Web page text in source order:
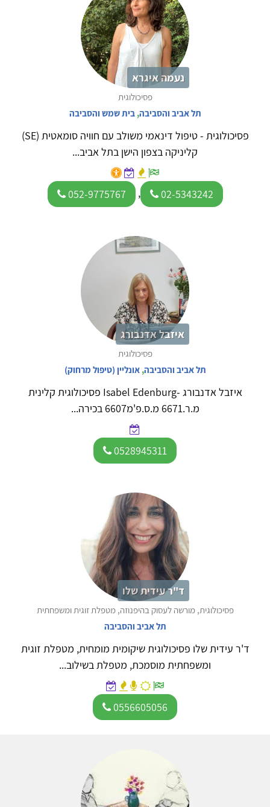
נעמה איגרא
פסיכולוגית
תל אביב והסביבה,בית שמש והסביבה
פסיכולוגית - טיפול דינאמי משולב עם חוויה סומאטית (SE)
קליניקה בצפון הישן בתל אביב...
02-5343242
,
052-9775767
איזבל אדנבורג
פסיכולוגית
תל אביב והסביבה,אונליין (טיפול מרחוק)
איזבל אדנבורג -Isabel Edenburg פסיכולוגית קלינית
מ.ר.6671 מ.ס.פ'מ6607 בכירה...
0528945311
ד"ר עידית שלו
פסיכולוגית, מורשה לעסוק בהיפנוזה, מטפלת זוגית ומשפחתית
תל אביב והסביבה
ד'ר עידית שלו פסיכולוגית שיקומית מומחית, מטפלת זוגית
ומשפחתית מוסמכת, מטפלת בשילוב...
0556605056